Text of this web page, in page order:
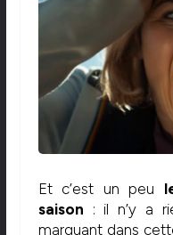
Et c’est un peu
saison : il n’y a
marquant dans